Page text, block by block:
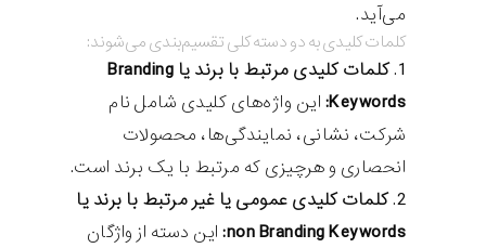
می‌آید.
کلمات کلیدی به دو دسته کلی تقسیم‌بندی می‌شوند:
کلمات کلیدی مرتبط با برند یا Branding
Keywords: این واژه‌های کلیدی شامل نام
شرکت، نشانی، نمایندگی‌ها، محصولات
انحصاری و هرچیزی که مرتبط با یک برند است.
کلمات کلیدی عمومی یا غیر مرتبط با برند یا
non Branding Keywords: این دسته از واژگان